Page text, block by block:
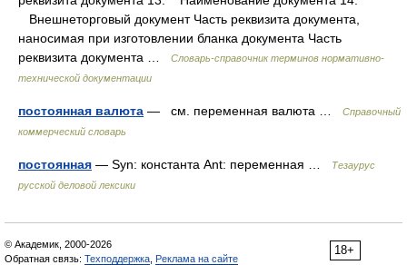
Внешнеторговый документ Часть реквизита документа,
наносимая при изготовлении бланка документа Часть
реквизита документа …
Словарь-справочник терминов нормативно-
технической документации
постоянная валюта — см. переменная валюта …
Справочный
коммерческий словарь
постоянная — Syn: константа Ant: переменная …
Тезаурус
русской деловой лексики
18+
© Академик, 2000-2026
Обратная связь: Техподдержка Реклама на сайте